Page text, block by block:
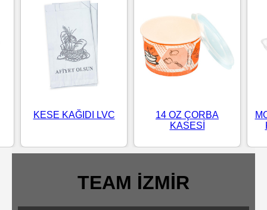
Su
Bazlı
Mendiller
Kolonyalı
Islak
KESE KAĞIDI LVC
14 OZ ÇORBA
KASESİ
TEAM İZMİR